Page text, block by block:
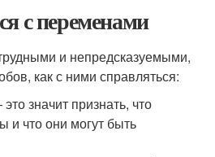
с переменами
и непредсказуемыми,
как с ними справляться:
значит признать, что
что они могут быть